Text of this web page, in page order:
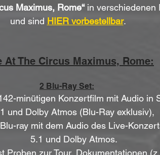
Maximus, Rome“ in verschiedenen
und sind HIER vorbestellbar.
At The Circus Maximus, Rome:
2 Blu-Ray Set:
minütigen Konzertfilm mit Audio in
und Dolby Atmos (Blu-Ray exklusiv),
ray mit dem Audio des Live-
5.1 und Dolby Atmos.